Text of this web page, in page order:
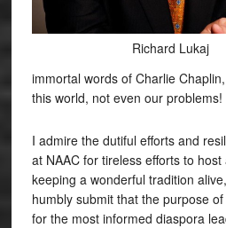
Richard Lukaj
immortal words of Charlie
this world, not even our problems!
I admire the dutiful efforts and
at NAAC for tireless efforts to
keeping a wonderful tradition
humbly submit that the purpose
for the most informed diaspora